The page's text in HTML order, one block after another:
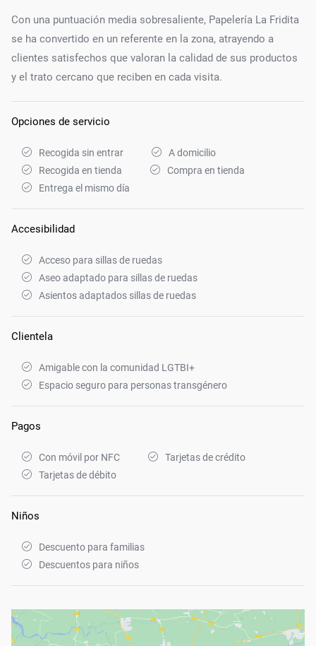
Con una puntuación media sobresaliente, Papelería La Fridita
se ha convertido en un referente en la zona, atrayendo a
clientes satisfechos que valoran la calidad de sus productos
y el trato cercano que reciben en cada visita.
Opciones de servicio
Recogida sin entrar
A domicilio
Recogida en tienda
Compra en tienda
Entrega el mismo día
Accesibilidad
Acceso para sillas de ruedas
Aseo adaptado para sillas de ruedas
Asientos adaptados sillas de ruedas
Clientela
Amigable con la comunidad LGTBI+
Espacio seguro para personas transgénero
Pagos
Con móvil por NFC
Tarjetas de crédito
Tarjetas de débito
Niños
Descuento para familias
Descuentos para niños